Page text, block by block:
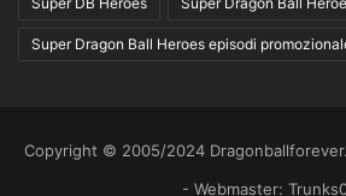
Super Dragon Ball Heroes episodi
Copyright © 2005/2024
- Webmaster: